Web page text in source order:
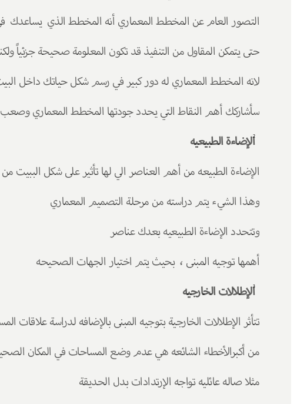
التصور العام عن المخطط المعماري أنه المخطط الذي  يساعدك
حتى يتمكن المقاول من التنفيذ قد تكون المعلومة صحيحة جزئياً
لانه المخطط المعماري له دور كبير في رسم شكل حياتك داخل
سأشاركك أهم النقاط التي يحدد جودتها المخطط المعماري وصعب
الإضاءة الطبيعيه
الإضاءة الطبيعه من أهم العناصر الي لها تأثير على شكل الببيت
وهذا الشيء يتم دراسته من مرحلة التصميم المعماري
وتتحدد الإضاءة الطبيعيه بعدك عناصر
أهمها توجيه المبنى ،  بحيث يتم اختيار الجهات الصحيحه
الإطلالات الخارجيه
تتأثر الإطلالات الخارجية بتوجيه المبنى بالإضافه لدراسة علاقات
من أكبرالأخطاء الشائعه هي عدم وضع المساحات في المكان
مثلا صاله عائليه تواجه الإرتدادات بدل الحديقة